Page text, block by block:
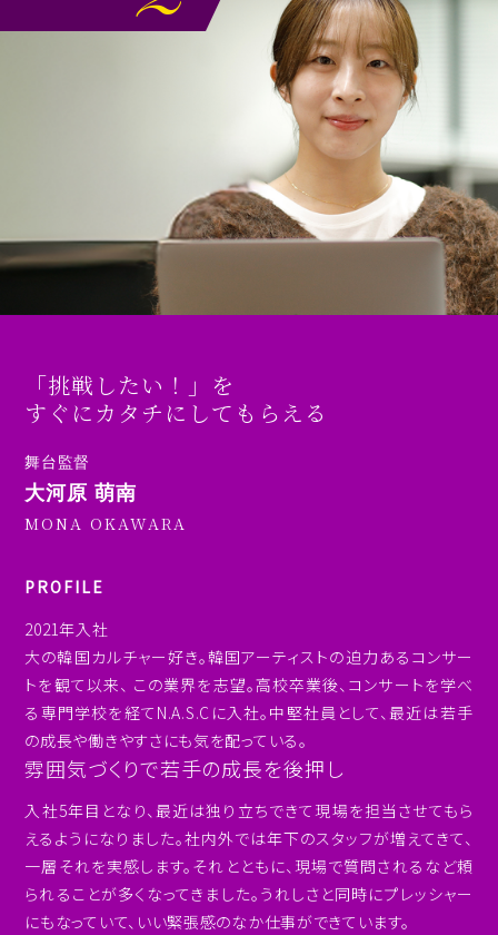
「挑戦したい！」を
すぐにカタチにしてもらえる
舞台監督
大河原 萌南
MONA OKAWARA
PROFILE
2021年入社
大の韓国カルチャー好き。韓国アーティストの迫力あるコンサー
トを観て以来、 この業界を志望。高校卒業後、コンサートを学べ
る専門学校を経てN.A.S.Cに入社。中堅社員として、最近は若手
の成長や働きやすさにも気を配っている。
雰囲気づくりで若手の成長を後押し
入社5年目となり、最近は独り立ちできて現場を担当させてもら
えるようになりました。社内外では年下のスタッフが増えてきて、
一層それを実感します。それとともに、現場で質問されるなど頼
られることが多くなってきました。うれしさと同時にプレッシャー
にもなっていて、いい緊張感のなか仕事ができています。